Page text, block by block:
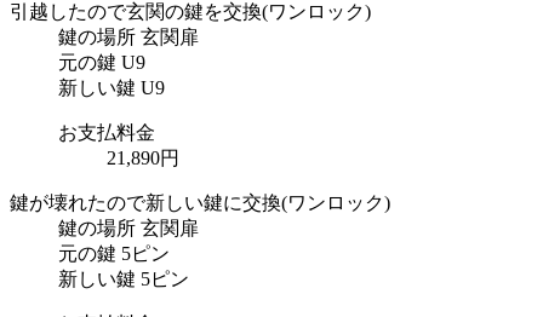
引越したので玄関の鍵を交換(ワンロック)
鍵の場所 玄関扉
元の鍵 U9
新しい鍵 U9
お支払料金
21,890円
鍵が壊れたので新しい鍵に交換(ワンロック)
鍵の場所 玄関扉
元の鍵 5ピン
新しい鍵 5ピン